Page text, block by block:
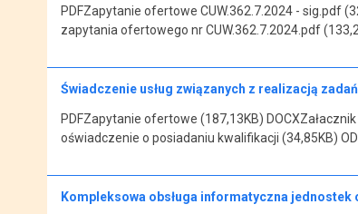
PDFZapytanie ofertowe CUW.362.7.2024 - sig.pdf
zapytania ofertowego nr CUW.362.7.2024.pdf
Świadczenie usług związanych z realizacją
PDFZapytanie ofertowe (187,13KB)
oświadczenie o posiadaniu kwalifikacji (34,85KB)
Kompleksowa obsługa informatyczna